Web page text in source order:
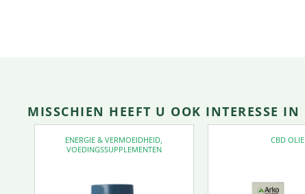
MISSCHIEN HEEFT U OOK INTERESSE IN
ENERGIE & VERMOEIDHEID,
VOEDINGSSUPPLEMENTEN
CBD OLIE